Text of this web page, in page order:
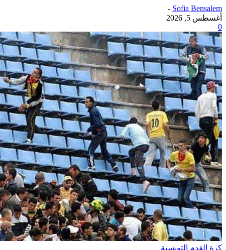
Sofia Bensalem
-
أغسطس 5, 2026
0
كرة القدم التونسية